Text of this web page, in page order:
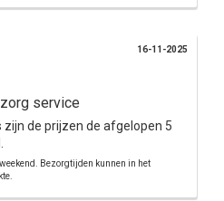
service
zijn de prijzen de afgelopen 5
Bezorgtijden kunnen in het
16-11-2025